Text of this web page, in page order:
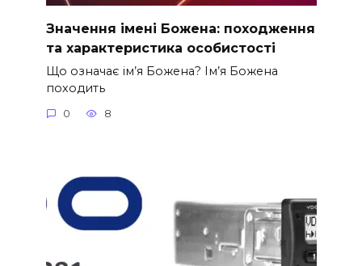
Значення імені Божена: походження
та характеристика особистості
Що означає ім’я Божена? Ім’я Божена
походить
0 8